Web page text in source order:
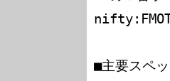
■主要スペ